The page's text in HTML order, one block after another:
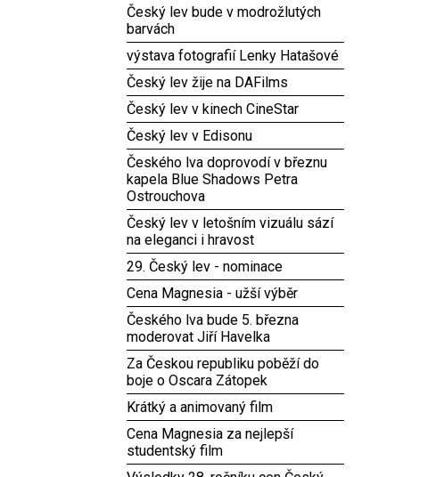
Český lev bude v modrožlutých
barvách
výstava fotografií Lenky Hatašové
Český lev žije na DAFilms
Český lev v kinech CineStar
Český lev v Edisonu
Českého lva doprovodí v březnu
kapela Blue Shadows Petra
Ostrouchova
Český lev v letošním vizuálu sází
na eleganci i hravost
29. Český lev - nominace
Cena Magnesia - užší výběr
Českého lva bude 5. března
moderovat Jiří Havelka
Za Českou republiku poběží do
boje o Oscara Zátopek
Krátký a animovaný film
Cena Magnesia za nejlepší
studentský film